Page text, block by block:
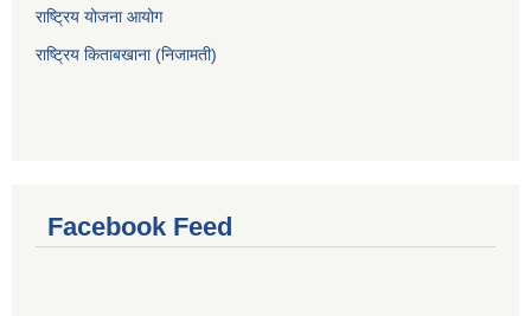
राष्ट्रिय योजना आयोग
राष्ट्रिय किताबखाना (निजामती)
Facebook Feed